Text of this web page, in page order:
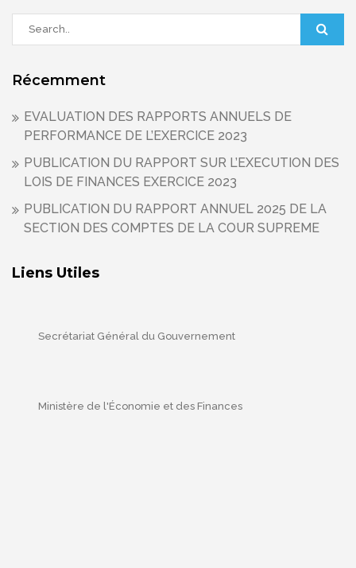
Récemment
EVALUATION DES RAPPORTS ANNUELS DE
PERFORMANCE DE L’EXERCICE 2023
PUBLICATION DU RAPPORT SUR L’EXECUTION DES
LOIS DE FINANCES EXERCICE 2023
PUBLICATION DU RAPPORT ANNUEL 2025 DE LA
SECTION DES COMPTES DE LA COUR SUPREME
Liens Utiles
Secrétariat Général du Gouvernement
Ministère de l'Économie et des Finances